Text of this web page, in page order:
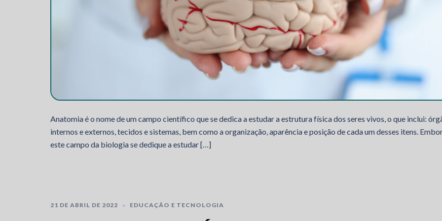
Anatomia é o nome de um campo científico que se dedica a estudar a estrutura física dos seres vivos, o que inclui:
internos e externos, tecidos e sistemas, bem como a organização, aparência e posição de cada um desses itens.
este campo da biologia se dedique a estudar […]
21 DE ABRIL DE 2022 EDUCAÇÃO E TECNOLOGIA